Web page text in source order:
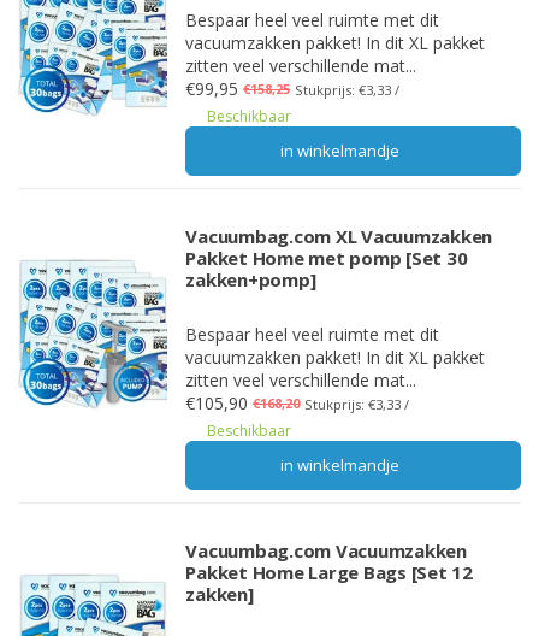
Bespaar heel veel ruimte met dit
vacuumzakken pakket! In dit XL pakket
zitten veel verschillende mat...
€99,95 €158,25 Stukprijs: €3,33 /
Beschikbaar
in winkelmandje
Vacuumbag.com XL Vacuumzakken
Pakket Home met pomp [Set 30
zakken+pomp]
Bespaar heel veel ruimte met dit
vacuumzakken pakket! In dit XL pakket
zitten veel verschillende mat...
€105,90 €168,20 Stukprijs: €3,33 /
Beschikbaar
in winkelmandje
Vacuumbag.com Vacuumzakken
Pakket Home Large Bags [Set 12
zakken]